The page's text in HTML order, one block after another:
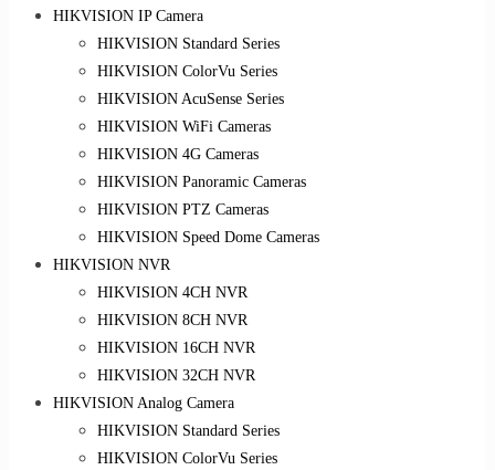
HIKVISION IP Camera
HIKVISION Standard Series
HIKVISION ColorVu Series
HIKVISION AcuSense Series
HIKVISION WiFi Cameras
HIKVISION 4G Cameras
HIKVISION Panoramic Cameras
HIKVISION PTZ Cameras
HIKVISION Speed Dome Cameras
HIKVISION NVR
HIKVISION 4CH NVR
HIKVISION 8CH NVR
HIKVISION 16CH NVR
HIKVISION 32CH NVR
HIKVISION Analog Camera
HIKVISION Standard Series
HIKVISION ColorVu Series